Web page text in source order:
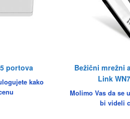
portova
kako
Bežični mrežni
Link
Molimo Vas da se
bi videli